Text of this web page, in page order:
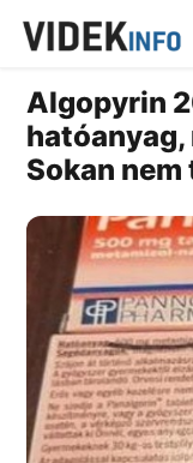
Algopyrin
Sokan